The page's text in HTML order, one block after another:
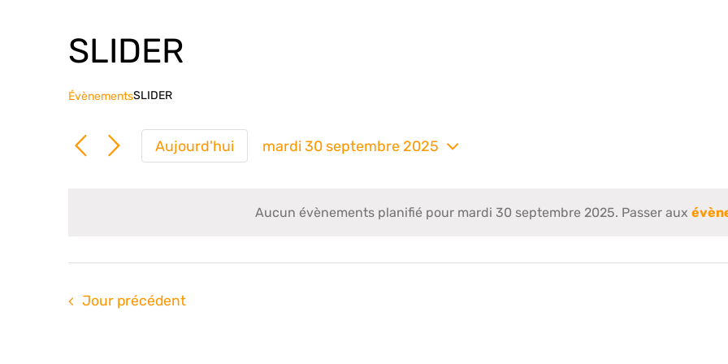
Aucun évènements planifié pour mardi 30 septembre 2025. Passer aux
SLIDER
ÉvènementsSLIDER
Aujourd'hui mardi 30 septembre 2025
date.
Jour précédent